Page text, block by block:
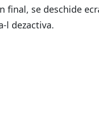
final, se deschide
l dezactiva.